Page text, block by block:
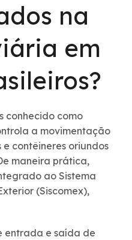
na
em
conhecido como
a movimentação
contêineres oriundos
maneira prática,
ao Sistema
(Siscomex),
entrada e saída de